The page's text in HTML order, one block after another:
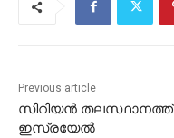
Previous article
സിറിയന്‍ തലസ്ഥാനത്ത്
ഇസ്രയേല്‍